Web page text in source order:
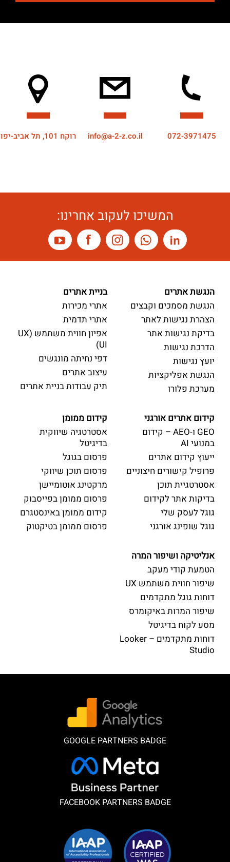
072-3971475
info@a-2-z.co.il רוקח 101, תל אביב-יפו
המשיכו לעקוב אחרינו:
הנגשת אתרים
הנגשת מסמכים וקבצים
הצהרת נגישות לאתר
בדיקת נגישות אתר
הדרכת נגישות
יועץ נגישות
הנגשת אפליקציות
מערכת פלורו
בניית אתרים
אתרי מכירות
אתרי תדמית
אפיון חווית משתמש (UX
UI)
דפי נחיתה מונגשים
עיצוב אתרים
תיק עבודות בניית אתרים
קידום אתרים אורגני
GEO ו-AEO – קידום
במנועי AI
ייעוץ קידום אתרים
פרופיל קישורים חיצוניים
אסטרטגיית תוכן
בדיקות אתר לקידום
גוגל לעסק שלי
גוגל שופינג אורגני
קידום ממומן
אסטרטגיה שיווקית
בדיגיטל
פרסום בגוגל
פרסום תוכן שיווקי
מרקטינג אוטומיישן
פרסום ממומן בפייסבוק
קידום ממומן באינסטגרם
פרסום ממומן בטיקטוק
אנליטיקה ושיפור המרה
הטמעת קודי מעקב
שיפור חווית משתמש UX
דוחות גוגל מתקדמים
שיפור המרות באיקומרס
מסע לקוח בדיגיטל
דוחות מתקדמים – Looker
Studio
GOOGLE PARTNERS BADGE
FACEBOOK PARTNERS BADGE